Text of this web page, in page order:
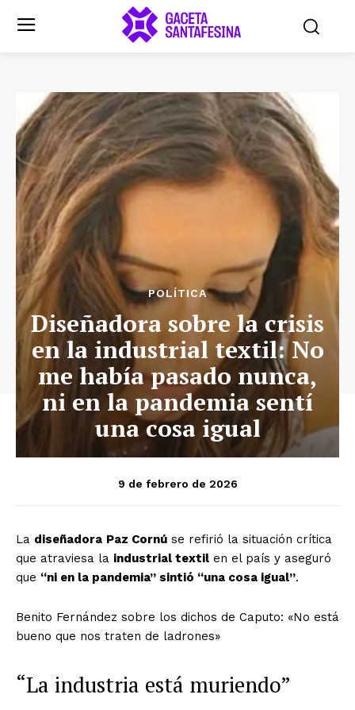
POLÍTICA
Diseñadora sobre la crisis
en la industrial textil: No
me había pasado nunca,
ni en la pandemia sentí
una cosa igual
9 de febrero de 2026
La diseñadora Paz Cornú se refirió la situación crítica
que atraviesa la industrial textil en el país y aseguró
que “ni en la pandemia” sintió “una cosa igual”.
Benito Fernández sobre los dichos de Caputo: «No está
bueno que nos traten de ladrones»
“La industria está muriendo”